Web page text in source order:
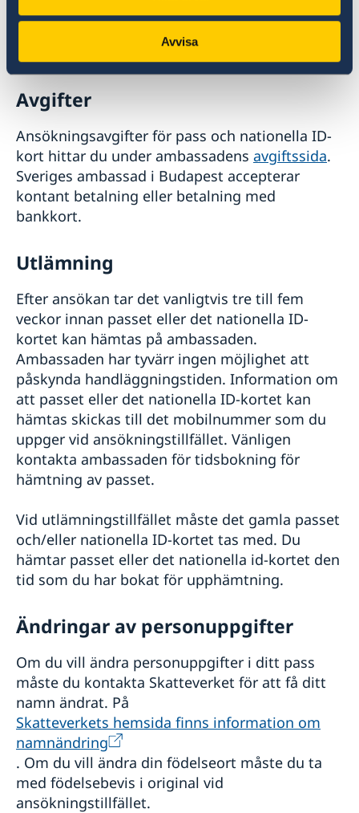
Avvisa
Skatteverket. Vidare information om
samordningsnummer finns på
Skatteverkets hemsida.
Avgifter
Ansökningsavgifter för pass och nationella ID-
kort hittar du under ambassadens avgiftssida.
Sveriges ambassad i Budapest accepterar
kontant betalning eller betalning med
bankkort.
Utlämning
Efter ansökan tar det vanligtvis tre till fem
veckor innan passet eller det nationella ID-
kortet kan hämtas på ambassaden.
Ambassaden har tyvärr ingen möjlighet att
påskynda handläggningstiden. Information om
att passet eller det nationella ID-kortet kan
hämtas skickas till det mobilnummer som du
uppger vid ansökningstillfället. Vänligen
kontakta ambassaden för tidsbokning för
hämtning av passet.
Vid utlämningstillfället måste det gamla passet
och/eller nationella ID-kortet tas med. Du
hämtar passet eller det nationella id-kortet den
tid som du har bokat för upphämtning.
Ändringar av personuppgifter
Om du vill ändra personuppgifter i ditt pass
måste du kontakta Skatteverket för att få ditt
namn ändrat. På
Skatteverkets hemsida finns information om
namnändring
. Om du vill ändra din födelseort måste du ta
med födelsebevis i original vid
ansökningstillfället.